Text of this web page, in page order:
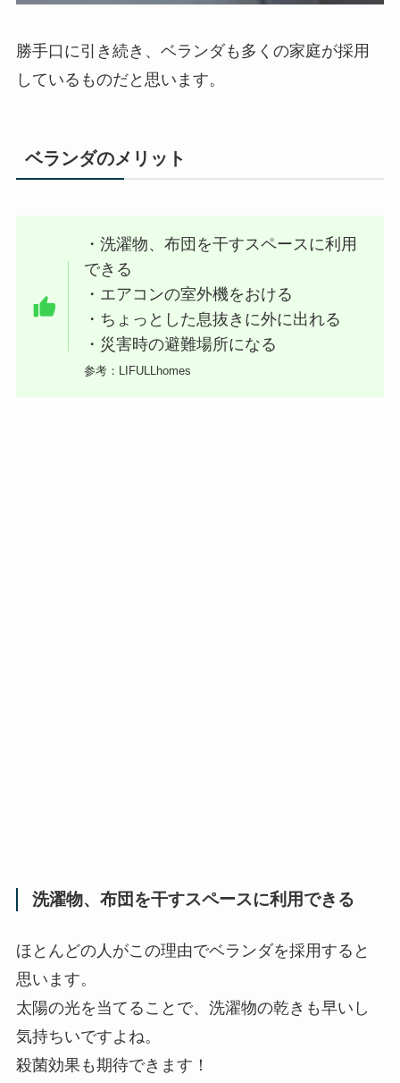
勝手口に引き続き、ベランダも多くの家庭が採用
しているものだと思います。
ベランダのメリット
・洗濯物、布団を干すスペースに利用
できる
・エアコンの室外機をおける
・ちょっとした息抜きに外に出れる
・災害時の避難場所になる
参考：LIFULLhomes
洗濯物、布団を干すスペースに利用できる
ほとんどの人がこの理由でベランダを採用すると
思います。
太陽の光を当てることで、洗濯物の乾きも早いし
気持ちいですよね。
殺菌効果も期待できます！